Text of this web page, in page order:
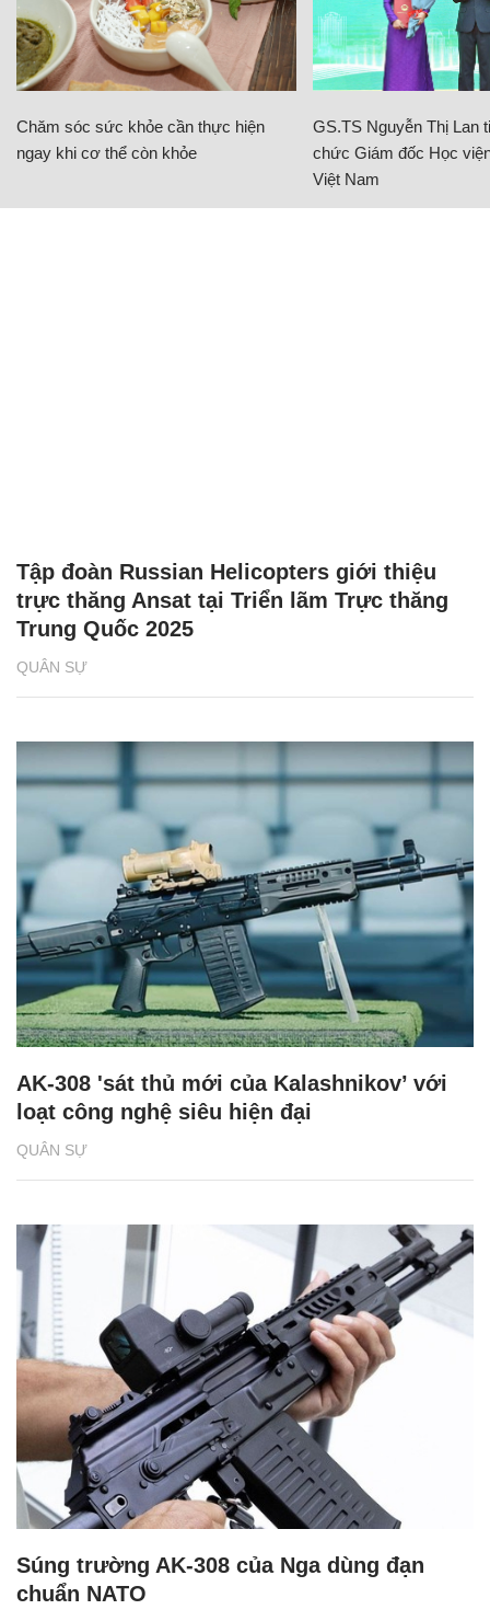
Chăm sóc sức khỏe cần thực hiện
ngay khi cơ thể còn khỏe
GS.TS Nguyễn Thị Lan
chức Giám đốc Học
Việt Nam
QUÂN SỰ
Tập đoàn Russian Helicopters giới thiệu
trực thăng Ansat tại Triển lãm Trực thăng
Trung Quốc 2025
QUÂN SỰ
AK-308 'sát thủ mới của Kalashnikov’ với
loạt công nghệ siêu hiện đại
Súng trường AK-308 của Nga dùng đạn
chuẩn NATO